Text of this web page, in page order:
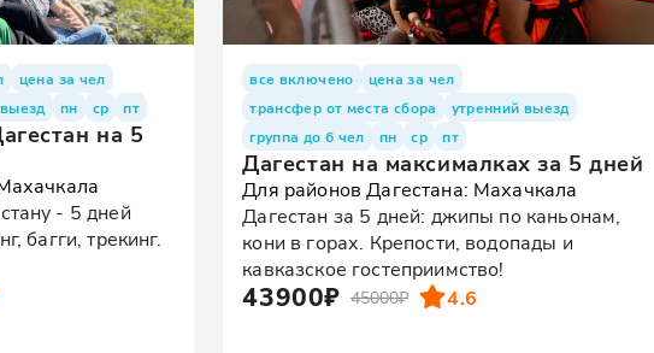
цена за чел
пн ср пт
на 5
- 5 дней
багги, трекинг.
все включено
цена за чел
трансфер от места сбора
утренний выезд
группа до 6 чел
пн ср пт
Дагестан на максималках за 5 дней
Для районов Дагестана: Махачкала
Дагестан за 5 дней: джипы по каньонам,
кони в горах. Крепости, водопады и
кавказское гостеприимство!
43900₽ 45000₽ 4.6